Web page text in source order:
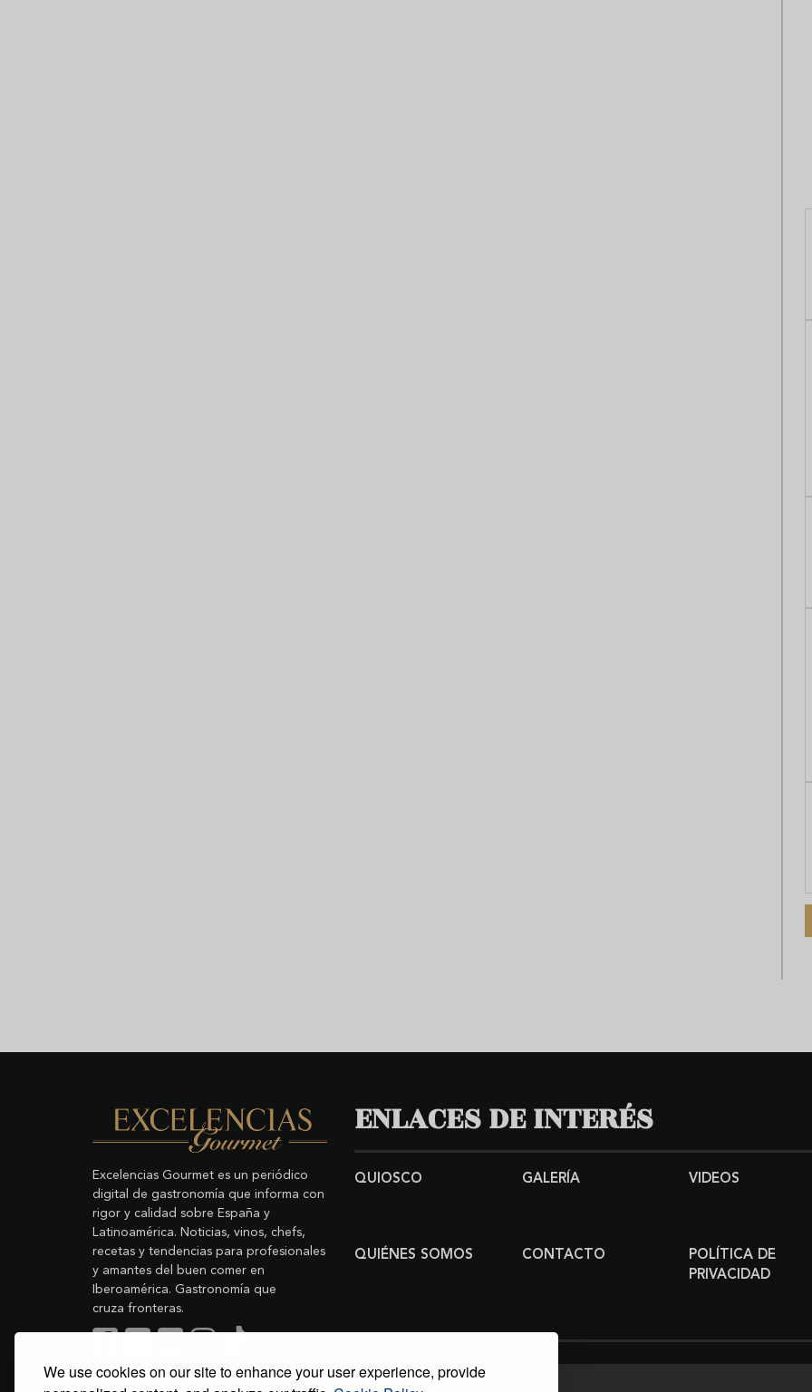
We use cookies on our site to enhance your user experience, provide
Excelencias Gourmet es un periódico
digital de gastronomía que informa con
rigor y calidad sobre España y
Latinoamérica. Noticias, vinos, chefs,
recetas y tendencias para profesionales
y amantes del buen comer en
Iberoamérica. Gastronomía que
cruza fronteras.
Copyright © 2011-2026 Excelencias Gourmet.
ENLACES DE INTERÉS
QUIOSCO GALERÍA VIDEOS
QUIÉNES SOMOS CONTACTO
POLÍTICA DE
PRIVACIDAD
Buscar